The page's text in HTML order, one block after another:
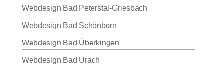
Webdesign Bad Peterstal-Griesbach
Webdesign Bad Schönborn
Webdesign Bad Überkingen
Webdesign Bad Urach